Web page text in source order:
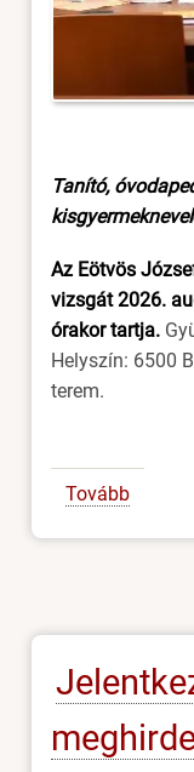
Tanító,
Az Eötvös
vizsgát 2026.
órakor tartja.
Helyszín: 6500
terem.
Tovább